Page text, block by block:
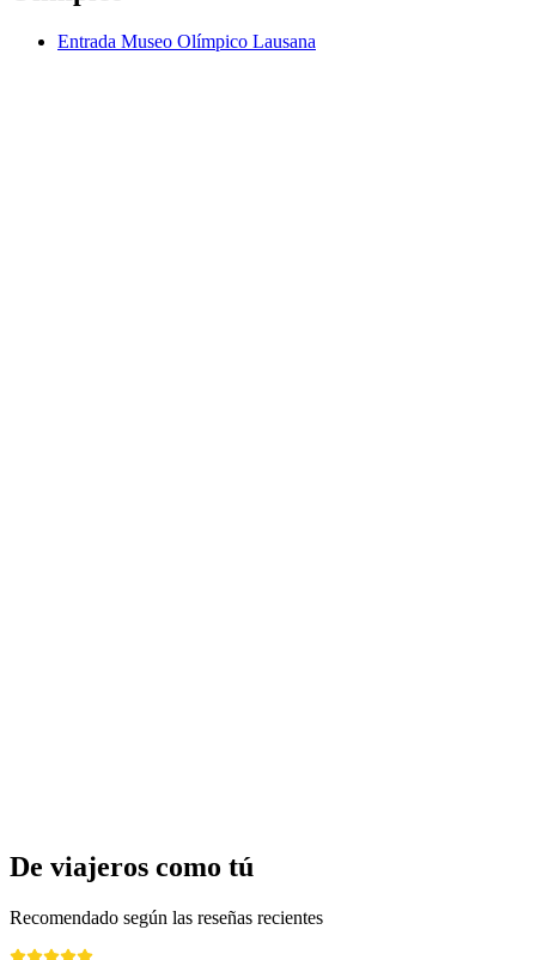
Entrada Museo Olímpico Lausana
De viajeros como tú
Recomendado según las reseñas recientes